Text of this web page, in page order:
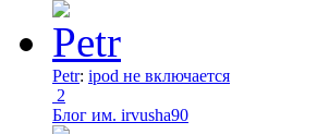
Petr: ipod не включается
2
Блог им. irvusha90